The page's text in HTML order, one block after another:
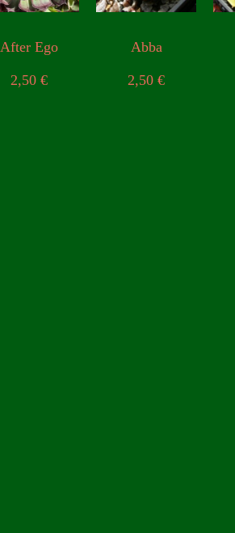
After Ego
2,50€
Abba
2,50€